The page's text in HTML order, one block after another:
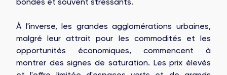
OAKS GROUP
À l'inverse, les grandes agglomérations urbaines,
malgré leur attrait pour les commodités et les
opportunités économiques, commencent à
montrer des signes de saturation. Les prix élevés